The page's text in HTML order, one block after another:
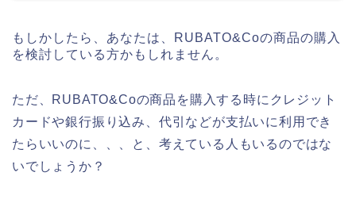
もしかしたら、あなたは、RUBATO&Coの商品の購入
を検討している方かもしれません。
ただ、RUBATO&Coの商品を購入する時にクレジット
カードや銀行振り込み、代引などが支払いに利用でき
たらいいのに、、、と、考えている人もいるのではな
いでしょうか？